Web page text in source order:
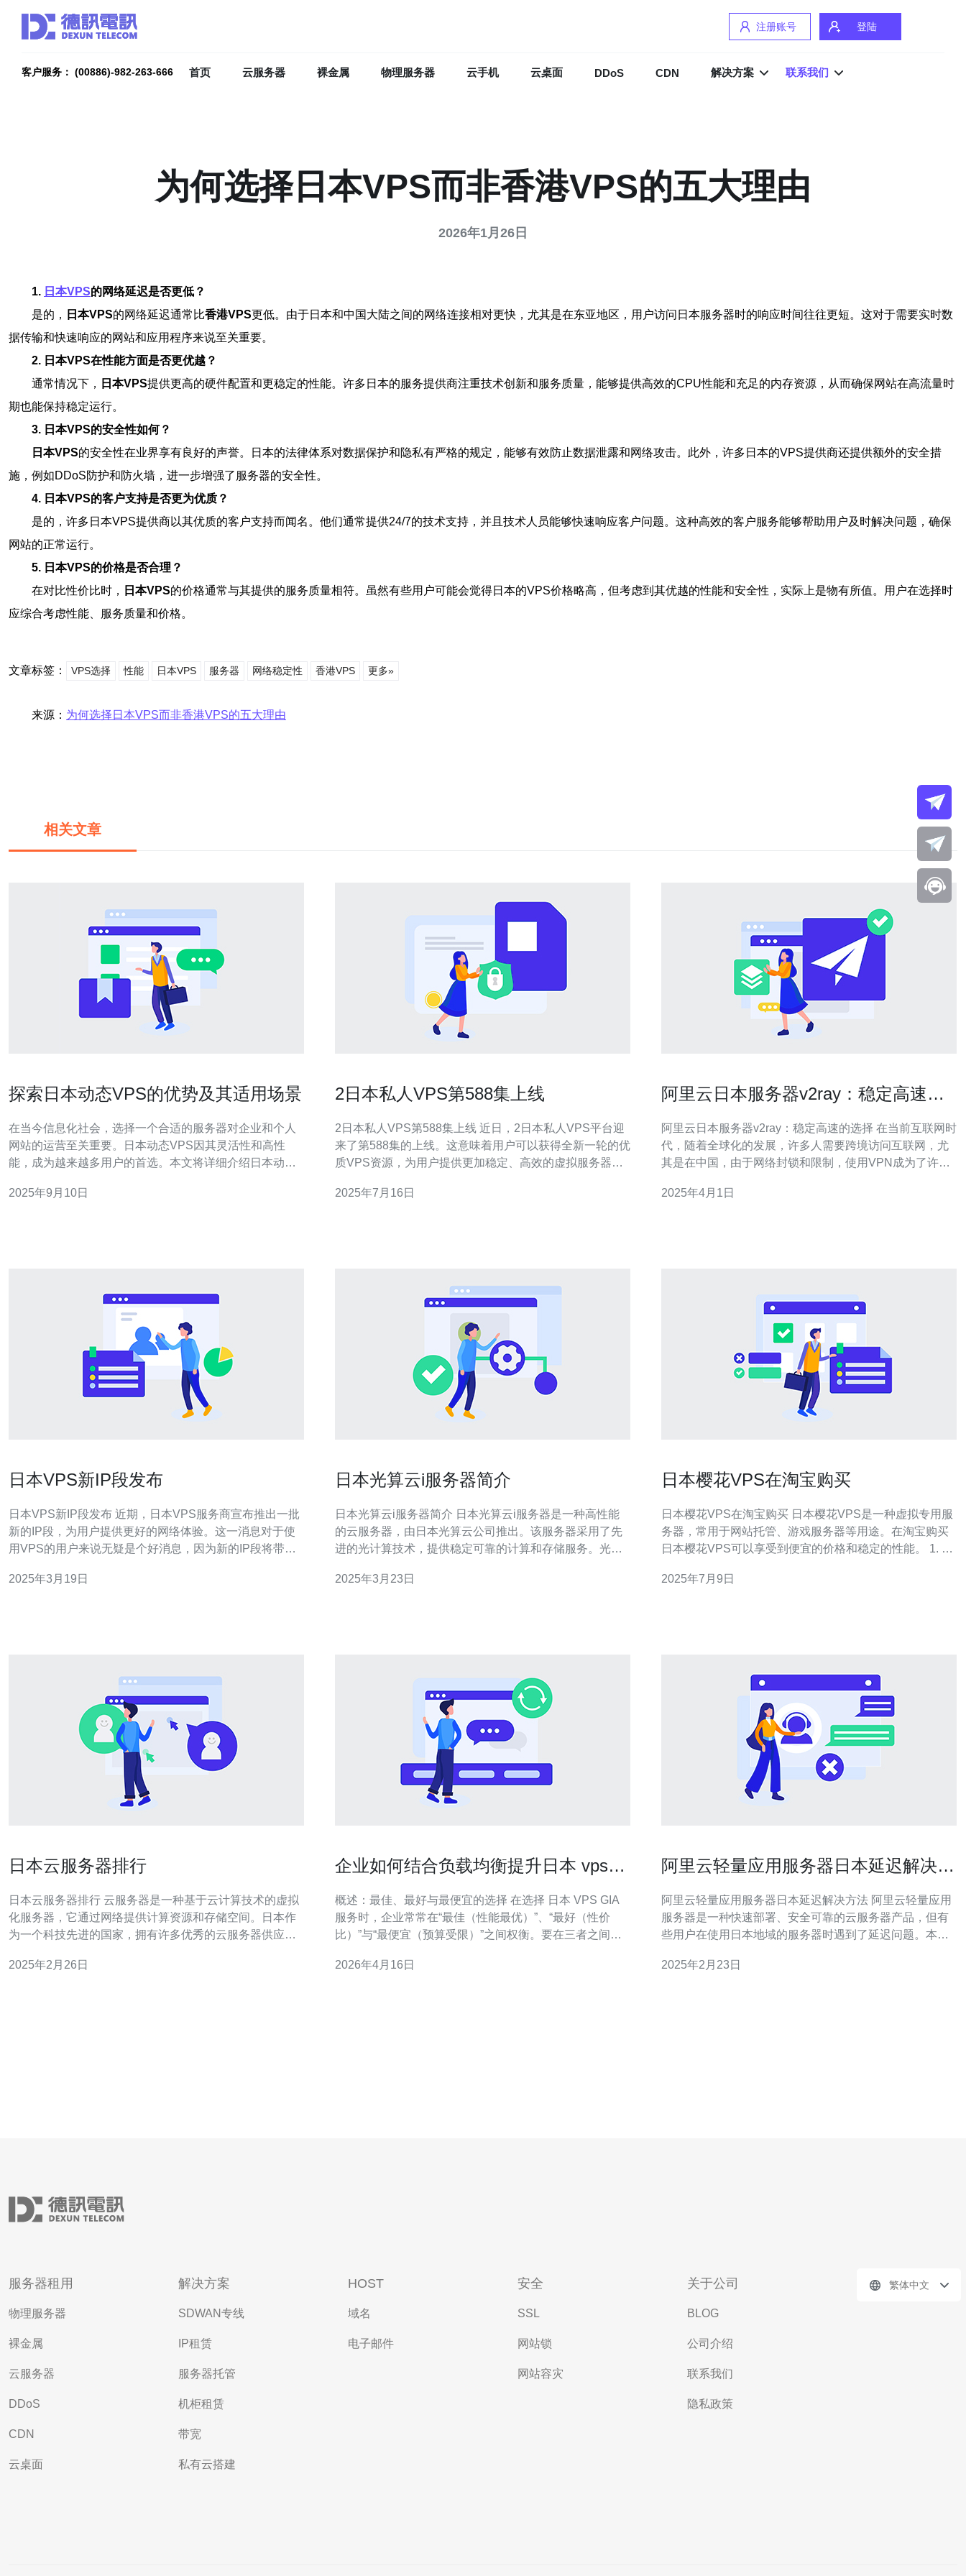
注册账号 登陆
客户服务： (00886)-982-263-666 首页 云服务器 裸金属 物理服务器 云手机 云桌面 DDoS CDN 解决方案 联系我们
为何选择日本VPS而非香港VPS的五大理由
2026年1月26日
1. 日本VPS的网络延迟是否更低？
是的，
日本VPS的网络延迟通常比香港VPS更低。由于日本和中国大陆之间的网络连接相对更快，尤其是在东亚地区，用户访问日本服务器时的响应时间往往更短。这对于需要实时数
据传输和快速响应的网站和应用程序来说至关重要。
2. 日本VPS在性能方面是否更优越？
通常情况下，
日本VPS提供更高的硬件配置和更稳定的性能。许多日本的服务提供商注重技术创新和服务质量，能够提供高效的CPU性能和充足的内存资源，从而确保网站在高流量时
期也能保持稳定运行。
3. 日本VPS的安全性如何？
日本VPS的安全性在业界享有良好的声誉。日本的法律体系对数据保护和隐私有严格的规定，能够有效防止数据泄露和网络攻击。此外，许多日本的VPS提供商还提供额外的安全措
施，例如DDoS防护和防火墙，进一步增强了服务器的安全性。
4. 日本VPS的客户支持是否更为优质？
是的，许多日本VPS提供商以其优质的客户支持而闻名。他们通常提供24/7的技术支持，并且技术人员能够快速响应客户问题。这种高效的客户服务能够帮助用户及时解决问题，确保
网站的正常运行。
5. 日本VPS的价格是否合理？
在对比性价比时，
日本VPS的价格通常与其提供的服务质量相符。虽然有些用户可能会觉得日本的VPS价格略高，但考虑到其优越的性能和安全性，实际上是物有所值。用户在选择时
应综合考虑性能、服务质量和价格。
文章标签： VPS选择 性能 日本VPS 服务器 网络稳定性 香港VPS 更多»
来源： 为何选择日本VPS而非香港VPS的五大理由
相关文章
探索日本动态VPS的优势及其适用场景
在当今信息化社会，选择一个合适的服务器对企业和个人
网站的运营至关重要。日本动态VPS因其灵活性和高性
能，成为越来越多用户的首选。本文将详细介绍日本动态
和最便宜的解决方案。 什么是动态VPS？ 动态
2025年9月10日
2日本私人VPS第588集上线
2日本私人VPS第588集上线 近日，2日本私人VPS平台迎
来了第588集的上线。这意味着用户可以获得全新一轮的优
质VPS资源，为用户提供更加稳定、高效的虚拟服务器服
择。新上线的第588集VPS资源将涵盖不同配置、不同价
2025年7月16日
阿里云日本服务器v2ray：稳定高速的
阿里云日本服务器v2ray：稳定高速的选择 在当前互联网时
代，随着全球化的发展，许多人需要跨境访问互联网，尤
其是在中国，由于网络封锁和限制，使用VPN成为了许多
v2ray成为了一个稳定高速的选择。 阿里云日本服务器是阿
2025年4月1日
日本VPS新IP段发布
日本VPS新IP段发布 近期，日本VPS服务商宣布推出一批
新的IP段，为用户提供更好的网络体验。这一消息对于使
用VPS的用户来说无疑是个好消息，因为新的IP段将带来
段采用了先进的网络技术，具有以下优势： 更高的速度：
2025年3月19日
日本光算云i服务器简介
日本光算云i服务器简介 日本光算云i服务器是一种高性能
的云服务器，由日本光算云公司推出。该服务器采用了先
进的光计算技术，提供稳定可靠的计算和存储服务。光算
同规模和需求的用户。 光算云i服务器具有以下特点： 高
2025年3月23日
日本樱花VPS在淘宝购买
日本樱花VPS在淘宝购买 日本樱花VPS是一种虚拟专用服
务器，常用于网站托管、游戏服务器等用途。在淘宝购买
日本樱花VPS可以享受到便宜的价格和稳定的性能。 1. 在
2. 选择信誉好、服务好的卖家，查看店铺中的产品信息和
2025年7月9日
日本云服务器排行
日本云服务器排行 云服务器是一种基于云计算技术的虚拟
化服务器，它通过网络提供计算资源和存储空间。日本作
为一个科技先进的国家，拥有许多优秀的云服务器供应
需求的云服务器。 Amazon Web Services是全球最大的云
2025年2月26日
企业如何结合负载均衡提升日本 vps
概述：最佳、最好与最便宜的选择 在选择 日本 VPS GIA
服务时，企业常常在“最佳（性能最优）”、“最好（性价
比）”与“最便宜（预算受限）”之间权衡。要在三者之间取
顶级方案通常采用多可用区的主动-主动 负载均衡，中等成
2026年4月16日
阿里云轻量应用服务器日本延迟解决方
阿里云轻量应用服务器日本延迟解决方法 阿里云轻量应用
服务器是一种快速部署、安全可靠的云服务器产品，但有
些用户在使用日本地域的服务器时遇到了延迟问题。本文
问题。 日本地域的服务器延迟问题通常是由于网络传输距
2025年2月23日
服务器租用
物理服务器
裸金属
云服务器
DDoS
CDN
云桌面
解决方案
SDWAN专线
IP租赁
服务器托管
机柜租赁
带宽
私有云搭建
HOST
域名
电子邮件
安全
SSL
网站锁
网站容灾
关于公司
BLOG
公司介绍
联系我们
隐私政策
繁体中文